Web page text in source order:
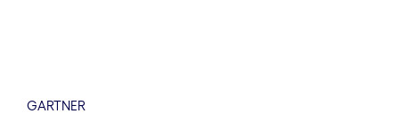
GARTNER